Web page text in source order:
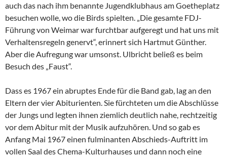
auch das nach ihm benannte Jugendklubhaus am Goetheplatz
besuchen wolle, wo die Birds spielten. „Die gesamte FDJ-
Führung von Weimar war furchtbar aufgeregt und hat uns mit
Verhaltensregeln genervt“, erinnert sich Hartmut Günther.
Aber die Aufregung war umsonst. Ulbricht beließ es beim
Besuch des „Faust“.
Dass es 1967 ein abruptes Ende für die Band gab, lag an den
Eltern der vier Abiturienten. Sie fürchteten um die Abschlüsse
der Jungs und legten ihnen ziemlich deutlich nahe, rechtzeitig
vor dem Abitur mit der Musik aufzuhören. Und so gab es
Anfang Mai 1967 einen fulminanten Abschieds-Auftritt im
vollen Saal des Chema-Kulturhauses und dann noch eine